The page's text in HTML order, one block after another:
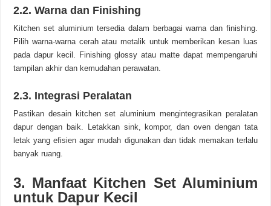
2.2. Warna dan Finishing
Kitchen set aluminium tersedia dalam berbagai warna dan finishing.
Pilih warna-warna cerah atau metalik untuk memberikan kesan luas
pada dapur kecil. Finishing glossy atau matte dapat mempengaruhi
tampilan akhir dan kemudahan perawatan.
2.3. Integrasi Peralatan
Pastikan desain kitchen set aluminium mengintegrasikan peralatan
dapur dengan baik. Letakkan sink, kompor, dan oven dengan tata
letak yang efisien agar mudah digunakan dan tidak memakan terlalu
banyak ruang.
3. Manfaat Kitchen Set Aluminium
untuk Dapur Kecil